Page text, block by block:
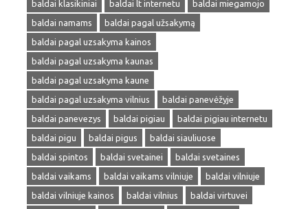
baldai klasikiniai baldai lt internetu
baldai miegamojo
baldai namams
baldai pagal užsakymą
baldai pagal uzsakyma kainos
baldai pagal uzsakyma kaunas
baldai pagal uzsakyma kaune
baldai pagal uzsakyma vilnius
baldai panevėžyje
baldai panevezys
baldai pigiau
baldai pigiau internetu
baldai pigu
baldai pigus
baldai siauliuose
baldai spintos
baldai svetainei
baldai svetaines
baldai vaikams
baldai vaikams vilniuje
baldai vilniuje
baldai vilniuje kainos
baldai vilnius
baldai virtuvei